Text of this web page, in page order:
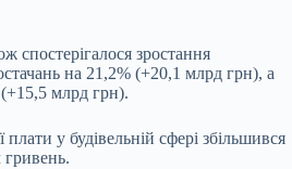
спостерігалося зростання
на 21,2% (+20,1 млрд грн), а
млрд грн).
плати у будівельній сфері збільшився
гривень.